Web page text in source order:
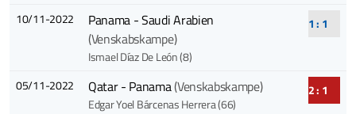
10/11-2022
Panama - Saudi Arabien
(Venskabskampe)
Ismael Díaz De León (8)
1 : 1
05/11-2022 Qatar - Panama(Venskabskampe)
Edgar Yoel Bárcenas Herrera (66)
2 : 1